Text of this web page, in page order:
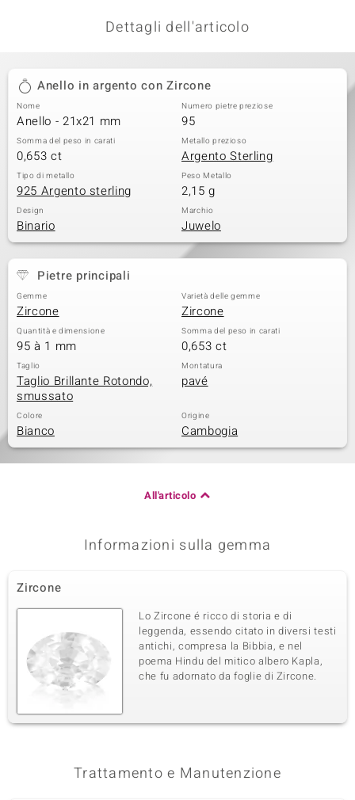
Dettagli dell'articolo
Anello in argento con Zircone
Nome
Anello - 21x21 mm
Numero pietre preziose
95
Somma del peso in carati
0,653 ct
Metallo prezioso
Argento Sterling
Tipo di metallo
925 Argento sterling
Peso Metallo
2,15 g
Design
Binario
Marchio
Juwelo
Pietre principali
Gemme
Zircone
Varietà delle gemme
Zircone
Quantità e dimensione
95 à 1 mm
Somma del peso in carati
0,653 ct
Taglio
Taglio Brillante Rotondo,
smussato
Montatura
pavé
Colore
Bianco
Origine
Cambogia
All'articolo
Informazioni sulla gemma
Zircone
Lo Zircone é ricco di storia e di
leggenda, essendo citato in diversi testi
antichi, compresa la Bibbia, e nel
poema Hindu del mitico albero Kapla,
che fu adornato da foglie di Zircone.
Trattamento e Manutenzione